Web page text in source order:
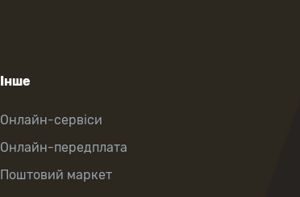
Інше
Онлайн-сервіси
Онлайн-передплата
Поштовий маркет